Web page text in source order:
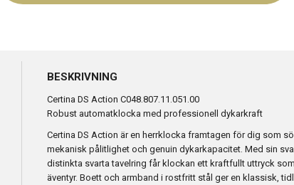
BESKRIVNING
Certina DS Action C048.807.11.051.00
Robust automatklocka med professionell dykarkraft
Certina DS Action är en herrklocka framtagen för dig som
mekanisk pålitlighet och genuin dykarkapacitet. Med sin
distinkta svarta tavelring får klockan ett kraftfullt uttryck
äventyr. Boett och armband i rostfritt stål ger en klassisk,